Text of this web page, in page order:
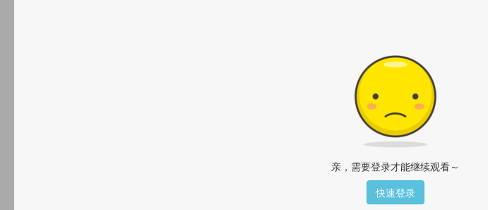
亲，需要登录才能继续观看～
快速登录